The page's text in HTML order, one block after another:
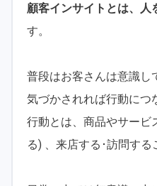
顧客インサイトとは、人
す。
普段はお客さんは意識し
気づかされれば行動につ
行動とは、商品やサービ
る) 、来店する･訪問する